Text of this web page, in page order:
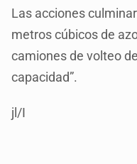
Las acciones
metros cúbicos de
camiones de volteo
capacidad”.
jl/I